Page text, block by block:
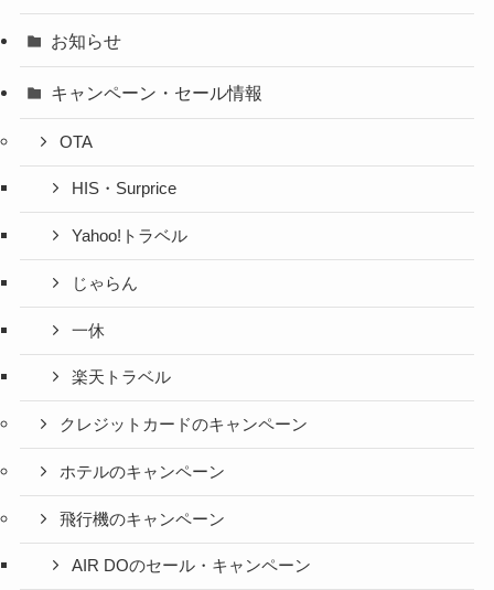
お知らせ
キャンペーン・セール情報
OTA
HIS・Surprice
Yahoo!トラベル
じゃらん
一休
楽天トラベル
クレジットカードのキャンペーン
ホテルのキャンペーン
飛行機のキャンペーン
AIR DOのセール・キャンペーン